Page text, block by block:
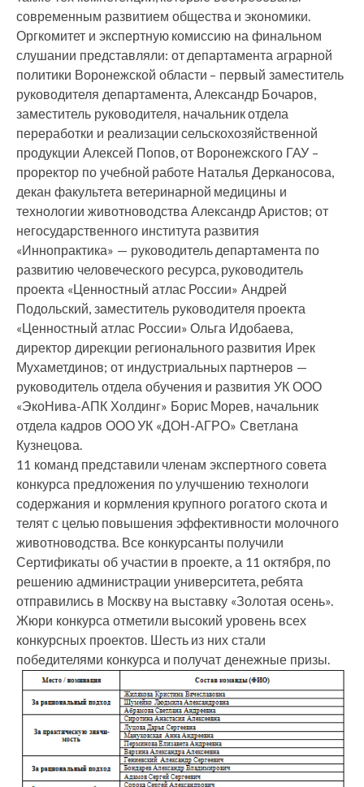
современным развитием общества и экономики.
Оргкомитет и экспертную комиссию на финальном
слушании представляли: от департамента аграрной
политики Воронежской области – первый заместитель
руководителя департамента, Александр Бочаров,
заместитель руководителя, начальник отдела
переработки и реализации сельскохозяйственной
продукции Алексей Попов, от Воронежского ГАУ –
проректор по учебной работе Наталья Дерканосова,
декан факультета ветеринарной медицины и
технологии животноводства Александр Аристов; от
негосударственного института развития
«Иннопрактика» — руководитель департамента по
развитию человеческого ресурса, руководитель
проекта «Ценностный атлас России» Андрей
Подольский, заместитель руководителя проекта
«Ценностный атлас России» Ольга Идобаева,
директор дирекции регионального развития Ирек
Мухаметдинов; от индустриальных партнеров —
руководитель отдела обучения и развития УК ООО
«ЭкоНива-АПК Холдинг» Борис Морев, начальник
отдела кадров ООО УК «ДОН-АГРО» Светлана
Кузнецова.
11 команд представили членам экспертного совета
конкурса предложения по улучшению технологи
содержания и кормления крупного рогатого скота и
телят с целью повышения эффективности молочного
животноводства. Все конкурсанты получили
Сертификаты об участии в проекте, а 11 октября, по
решению администрации университета, ребята
отправились в Москву на выставку «Золотая осень».
Жюри конкурса отметили высокий уровень всех
конкурсных проектов. Шесть из них стали
победителями конкурса и получат денежные призы.